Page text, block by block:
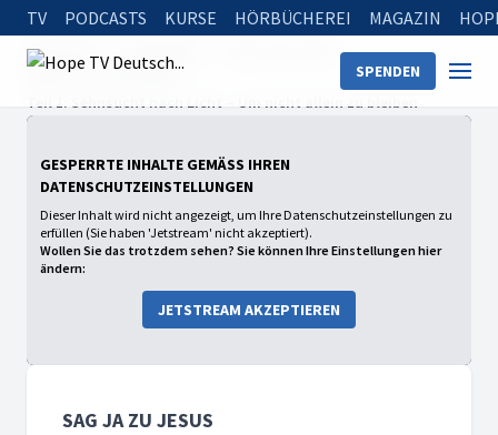
TV PODCASTS KURSE HÖRBÜCHEREI MAGAZIN
SPENDEN
Startseite
Sag Ja zu Jesus 2025
Teil 1: Sehnsucht nach Licht – Um nicht allein zu bleiben
GESPERRTE INHALTE GEMÄSS IHREN D
ATENSCHUTZEINSTELLUNGEN
Dieser Inhalt wird nicht angezeigt, um Ihre Datenschutzeinstellungen zu
erfüllen (Sie haben 'Jetstream' nicht akzeptiert).
Wollen Sie das trotzdem sehen? Sie können Ihre Einstellungen hier
ändern:
JETSTREAM AKZEPTIEREN
SAG JA ZU JESUS